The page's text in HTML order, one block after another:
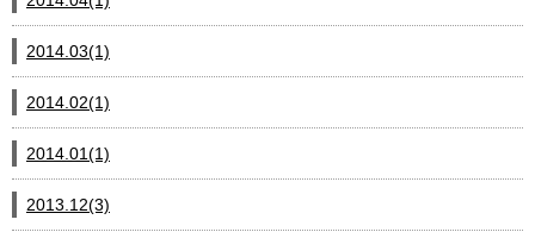
2014.03(1)
2014.02(1)
2014.01(1)
2013.12(3)